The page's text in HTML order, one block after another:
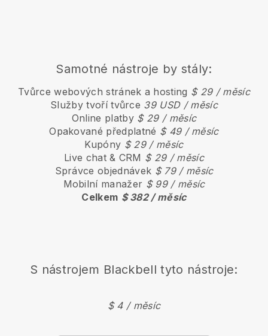
Samotné nástroje by stály:
Tvůrce webových stránek a hosting $ 29 / měsíc
Služby tvoří tvůrce 39 USD / měsíc
Online platby $ 29 / měsíc
Opakované předplatné $ 49 / měsíc
Kupóny $ 29 / měsíc
Live chat & CRM $ 29 / měsíc
Správce objednávek $ 79 / měsíc
Mobilní manažer $ 99 / měsíc
Celkem $ 382 / měsíc
S nástrojem Blackbell tyto nástroje:
$ 4 / měsíc